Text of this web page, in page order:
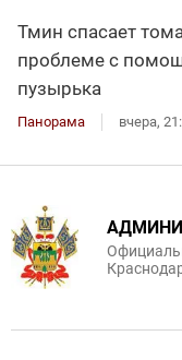
Тмин спасает
проблеме с
пузырька
Панорама вчера,